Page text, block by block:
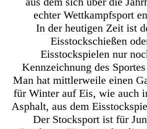
echter Wettkampfsport
In der heutigen Zeit ist
Eisstockschießen
Eisstockspielen nur
Kennzeichnung des
Man hat mittlerweile einen
für Winter auf Eis, wie auch
Asphalt, aus dem
Der Stocksport ist für